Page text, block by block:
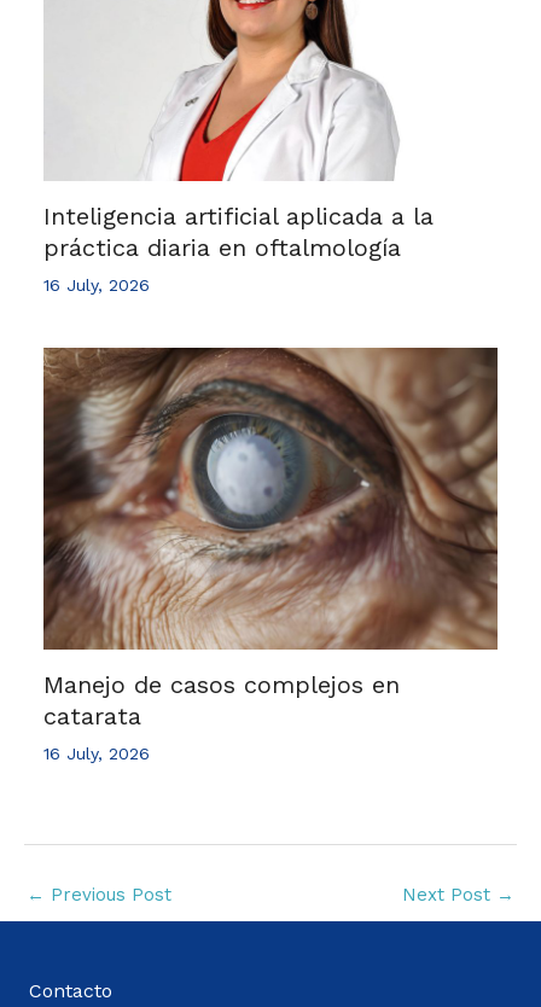
Inteligencia artificial aplicada a la
práctica diaria en oftalmología
16 July, 2026
Manejo de casos complejos en
catarata
16 July, 2026
← Previous Post Next Post →
Contacto